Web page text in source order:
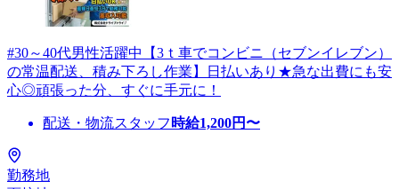
#30～40代男性活躍中【3ｔ車でコンビニ（セブンイレブン）
の常温配送、積み下ろし作業】日払いあり★急な出費にも安
心◎頑張った分、すぐに手元に！
配送・物流スタッフ 時給1,200円〜
勤務地